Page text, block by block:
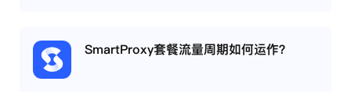
SmartProxy套餐流量周期如何运作？